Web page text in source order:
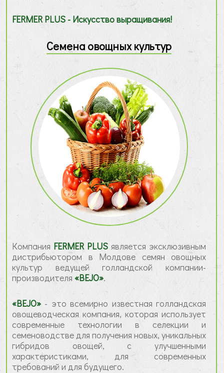
FERMER PLUS - Искусство выращивания!
Семена овощных культур
Компания FERMER PLUS является эксклюзивным
дистрибьютором в Молдове семян овощных
культур ведущей голландской компании-
производителя «BEJO».
«BEJO» - это всемирно известная голландская
овощеводческая компания, которая использует
современные технологии в селекции и
семеноводстве для получения новых, уникальных
гибридов овощей, с улучшенными
характеристиками, для современных
требований и для будущего.